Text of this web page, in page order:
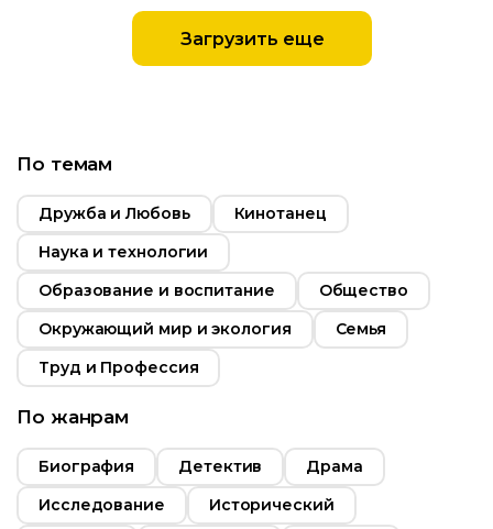
2014
Россия
12+
Загрузить еще
По темам
Дружба и Любовь
Кинотанец
Наука и технологии
Образование и воспитание
Общество
Окружающий мир и экология
Семья
Труд и Профессия
По жанрам
Биография Детектив
Драма
Исследование
Исторический